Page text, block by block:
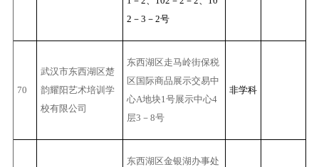
2－3－2号
70
武汉市东西湖区楚
韵耀阳艺术培训学
校有限公司
东西湖区走马岭街保税
区国际商品展示交易中
心A地块1号展示中心4
层3－8号
非学科
东西湖区金银湖办事处